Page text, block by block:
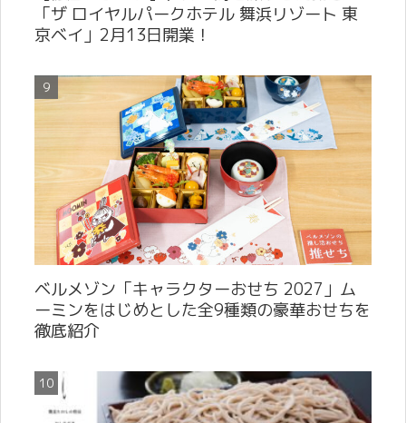
「ザ ロイヤルパークホテル 舞浜リゾート 東
京ベイ」2月13日開業！
ベルメゾン「キャラクターおせち 2027」ム
ーミンをはじめとした全9種類の豪華おせちを
徹底紹介